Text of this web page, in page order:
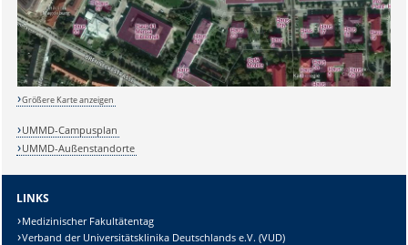
Größere Karte anzeigen
UMMD-Campusplan
UMMD-Außenstandorte
LINKS
Medizinischer Fakultätentag
Verband der Universitätsklinika Deutschlands e.V. (VUD)